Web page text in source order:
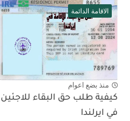
الاقامة الدائمة
منذ بضع اعوام
كيفية طلب حق البقاء للاجئين
في ايرلندا